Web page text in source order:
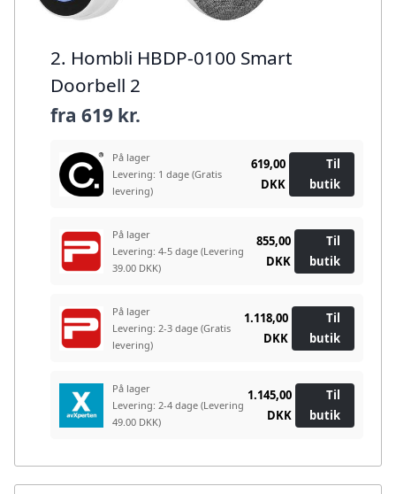
2. Hombli HBDP-0100 Smart
Doorbell 2
fra 619 kr.
På lager
Levering: 1 dage (Gratis
levering)
619,00
DKK
Til
butik
På lager
Levering: 4-5 dage (Levering
39.00 DKK)
855,00
DKK
Til
butik
På lager
Levering: 2-3 dage (Gratis
levering)
1.118,00
DKK
Til
butik
På lager
Levering: 2-4 dage (Levering
49.00 DKK)
1.145,00
DKK
Til
butik